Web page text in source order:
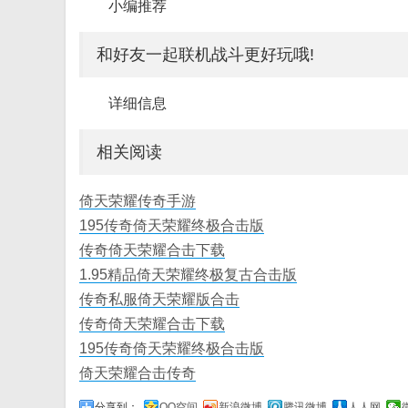
小编推荐
和好友一起联机战斗更好玩哦!
详细信息
相关阅读
倚天荣耀传奇手游
195传奇倚天荣耀终极合击版
传奇倚天荣耀合击下载
1.95精品倚天荣耀终极复古合击版
传奇私服倚天荣耀版合击
传奇倚天荣耀合击下载
195传奇倚天荣耀终极合击版
倚天荣耀合击传奇